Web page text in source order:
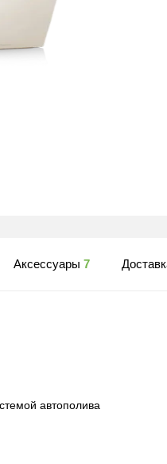
Аксессуары 7
автополива